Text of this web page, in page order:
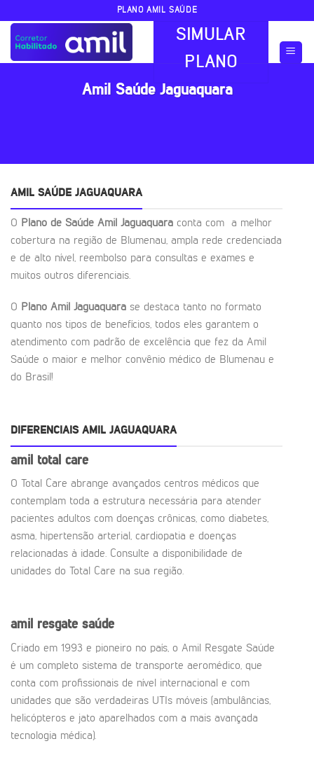
content
PLANO AMIL SAÚDE
SIMULAR
PLANO
Amil Saúde Jaguaquara
AMIL SAÚDE JAGUAQUARA
O Plano de Saúde Amil Jaguaquara conta com a melhor
cobertura na região de Blumenau, ampla rede credenciada
e de alto nível, reembolso para consultas e exames e
muitos outros diferenciais.
O Plano Amil Jaguaquara se destaca tanto no formato
quanto nos tipos de benefícios, todos eles garantem o
atendimento com padrão de excelência que fez da Amil
Saúde o maior e melhor convênio médico de Blumenau e
do Brasil!
DIFERENCIAIS AMIL JAGUAQUARA
amil total care
O Total Care abrange avançados centros médicos que
contemplam toda a estrutura necessária para atender
pacientes adultos com doenças crônicas, como diabetes,
asma, hipertensão arterial, cardiopatia e doenças
relacionadas à idade. Consulte a disponibilidade de
unidades do Total Care na sua região.
amil resgate saúde
Criado em 1993 e pioneiro no país, o Amil Resgate Saúde
é um completo sistema de transporte aeromédico, que
conta com profissionais de nível internacional e com
unidades que são verdadeiras UTIs móveis (ambulâncias,
helicópteros e jato aparelhados com a mais avançada
tecnologia médica).